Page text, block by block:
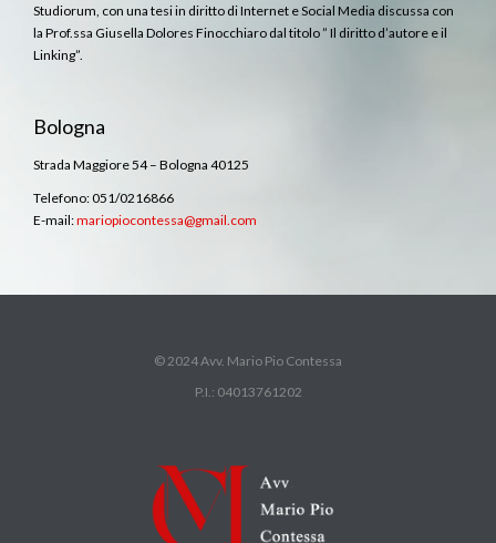
Studiorum, con una tesi in diritto di Internet e Social Media discussa con
la Prof.ssa Giusella Dolores Finocchiaro dal titolo ” Il diritto d’autore e il
Linking”.
Bologna
Strada Maggiore 54 – Bologna 40125
Telefono: 051/0216866
E-mail:mariopiocontessa@gmail.com
© 2024 Avv. Mario Pio Contessa
P.I.: 04013761202